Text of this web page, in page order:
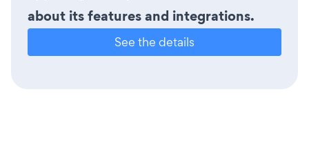
about its features and integrations.
See the details